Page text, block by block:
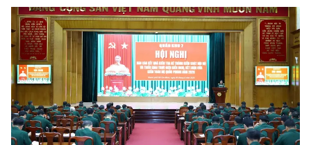
hoa, dâng hương tưởng niệm cố Tổng Bí thư Trần Phú, các anh
hùng liệt sĩ và thăm, động viên lực lượng đang làm nhiệm vụ tại
công viên Lê Thị Riêng, Thành phố Hồ Chí Minh.